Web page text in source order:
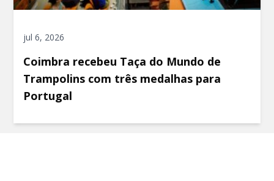
jul 6, 2026
Coimbra recebeu Taça do Mundo de
Trampolins com três medalhas para
Portugal